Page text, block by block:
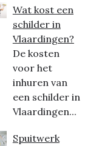
Wat kost een
schilder in
Vlaardingen?
De kosten
voor het
inhuren van
een schilder in
Vlaardingen...
Spuitwerk